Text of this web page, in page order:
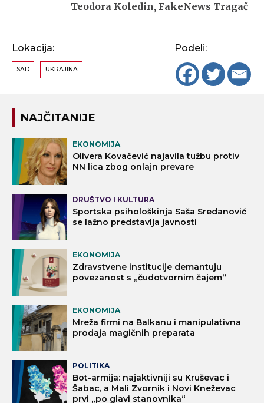
Teodora Koledin, FakeNews Tragač
Lokacija:
SAD UKRAJINA
Podeli:
NAJČITANIJE
EKONOMIJA
Olivera Kovačević najavila tužbu protiv
NN lica zbog onlajn prevare
DRUŠTVO I KULTURA
Sportska psihološkinja Saša Sredanović
se lažno predstavlja javnosti
EKONOMIJA
Zdravstvene institucije demantuju
povezanost s „čudotvornim čajem“
EKONOMIJA
Mreža firmi na Balkanu i manipulativna
prodaja magičnih preparata
POLITIKA
Bot-armija: najaktivniji su Kruševac i
Šabac, a Mali Zvornik i Novi Kneževac
prvi „po glavi stanovnika“